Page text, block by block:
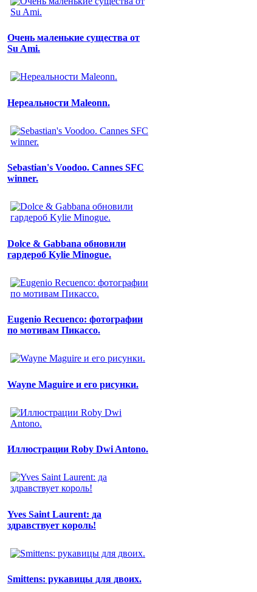
Очень маленькие существа от
Su Ami.
Нереальности Maleonn.
Sebastian's Voodoo. Cannes SFC
winner.
Dolce & Gabbana обновили
гардероб Kylie Minogue.
Eugenio Recuenco: фотографии
по мотивам Пикассо.
Wayne Maguire и его рисунки.
Иллюстрации Roby Dwi Antono.
Yves Saint Laurent: да
здравствует король!
Smittens: рукавицы для двоих.